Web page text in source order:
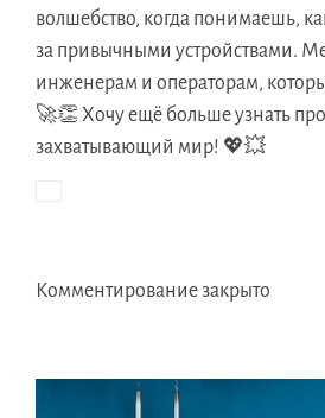
волшебство, когда понимаешь,
за привычными устройствами.
инженерам и операторам,
🚀👏 Хочу ещё больше узнать про
захватывающий мир! 💖💥
Комментирование закрыто